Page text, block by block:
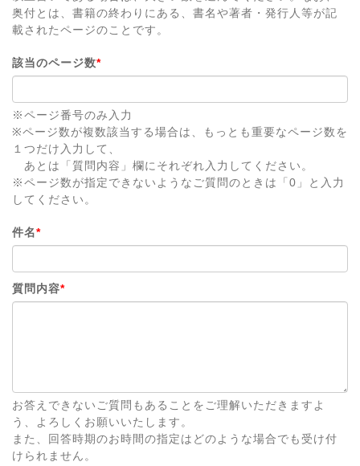
奥付とは、書籍の終わりにある、書名や著者・発行人等が記
載されたページのことです。
該当のページ数*
※ページ番号のみ入力
※ページ数が複数該当する場合は、もっとも重要なページ数を
１つだけ入力して、
あとは「質問内容」欄にそれぞれ入力してください。
※ページ数が指定できないようなご質問のときは「0」と入力
してください。
件名*
質問内容*
お答えできないご質問もあることをご理解いただきますよ
う、よろしくお願いいたします。
また、回答時期のお時間の指定はどのような場合でも受け付
けられません。